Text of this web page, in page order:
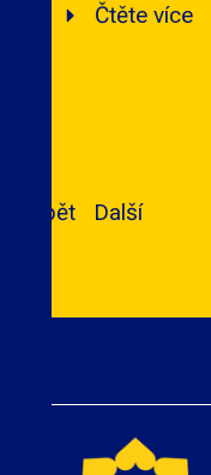
Čtěte více
Zpět Další